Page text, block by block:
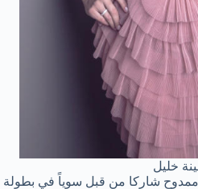
خليل
ممدوح شاركا من قبل سوياً في بطولة